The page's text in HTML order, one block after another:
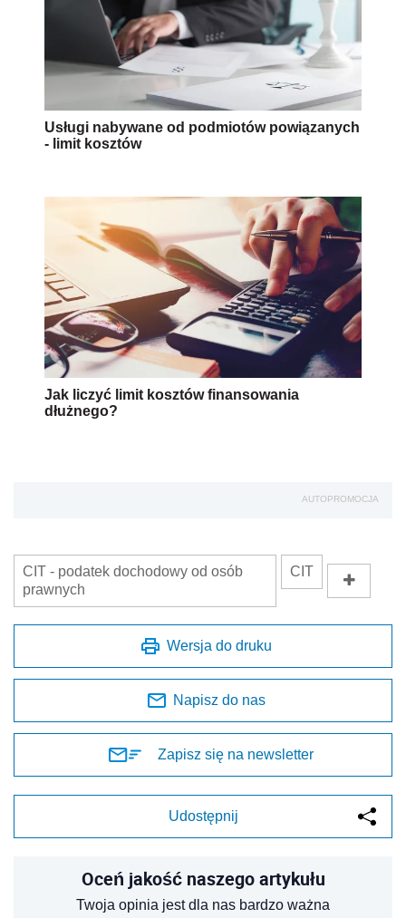
Usługi nabywane od podmiotów powiązanych
- limit kosztów
Jak liczyć limit kosztów finansowania
dłużnego?
AUTOPROMOCJA
CIT - podatek dochodowy od osób
prawnych
CIT
Wersja do druku
Napisz do nas
Zapisz się na newsletter
Udostępnij
Oceń jakość naszego artykułu
Twoja opinia jest dla nas bardzo ważna